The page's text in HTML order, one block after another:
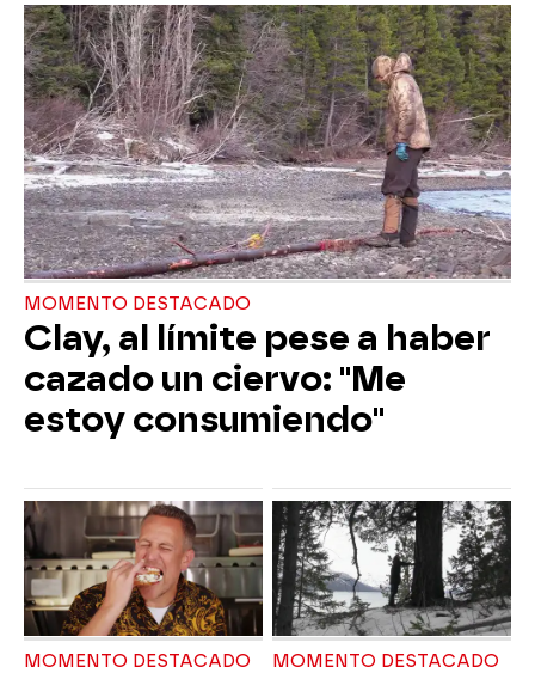
MOMENTO DESTACADO
Clay, al límite pese a haber
cazado un ciervo: "Me
estoy consumiendo"
MOMENTO DESTACADO MOMENTO DESTACADO